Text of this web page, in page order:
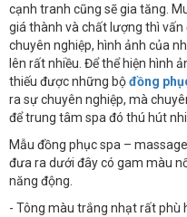
cạnh tranh cũng sẽ gia tăng.
giá thành và chất lượng thì vấn
chuyên nghiệp, hình ảnh của
lên rất nhiều. Để thể hiện hình
thiếu được những bộđồng
ra sự chuyên nghiệp, mà
để trung tâm spa đó thú hút
Mẫu đồng phục spa –
đưa ra dưới đây có gam màu
năng động.
- Tông màu trắng nhạt rất phù